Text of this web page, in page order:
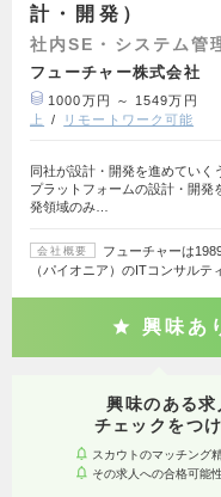
計・開発）
社内SE・システム管
フューチャー株式会社
1000万円 ～ 1549万円
上
リモートワーク可能
同社が設計・開発を進めていく
プラットフォームの設計・開発
発領域のみ…
会社概要
フューチャーは
（パイオニア）のITコンサル
興味あ
興味のある求
チェックをつ
スカウトのマッチング
その求人への合格可能